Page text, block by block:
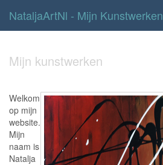
NataljaArtNl - Mijn Kunstwerken
Mijn kunstwerken
Welkom
op mijn
website.
Mijn
naam is
Natalja